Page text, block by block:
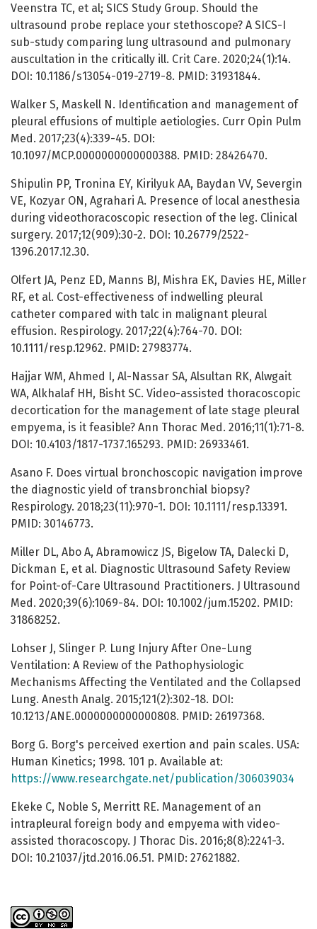
Veenstra TC, et al; SICS Study Group. Should the
ultrasound probe replace your stethoscope? A SICS-I
sub-study comparing lung ultrasound and pulmonary
auscultation in the critically ill. Crit Care. 2020;24(1):14.
DOI: 10.1186/s13054-019-2719-8. PMID: 31931844.
Walker S, Maskell N. Identification and management of
pleural effusions of multiple aetiologies. Curr Opin Pulm
Med. 2017;23(4):339-45. DOI:
10.1097/MCP.0000000000000388. PMID: 28426470.
Shipulin PP, Tronina EY, Kirilyuk AA, Baydan VV, Severgin
VЕ, Коzyar ОN, Аgrahari А. Presence of local anesthesia
during videothoracoscopic resection of the leg. Clinical
surgery. 2017;12(909):30-2. DOI: 10.26779/2522-
1396.2017.12.30.
Olfert JA, Penz ED, Manns BJ, Mishra EK, Davies HE, Miller
RF, et al. Cost-effectiveness of indwelling pleural
catheter compared with talc in malignant pleural
effusion. Respirology. 2017;22(4):764-70. DOI:
10.1111/resp.12962. PMID: 27983774.
Hajjar WM, Ahmed I, Al-Nassar SA, Alsultan RK, Alwgait
WA, Alkhalaf HH, Bisht SC. Video-assisted thoracoscopic
decortication for the management of late stage pleural
empyema, is it feasible? Ann Thorac Med. 2016;11(1):71-8.
DOI: 10.4103/1817-1737.165293. PMID: 26933461.
Asano F. Does virtual bronchoscopic navigation improve
the diagnostic yield of transbronchial biopsy?
Respirology. 2018;23(11):970-1. DOI: 10.1111/resp.13391.
PMID: 30146773.
Miller DL, Abo A, Abramowicz JS, Bigelow TA, Dalecki D,
Dickman E, et al. Diagnostic Ultrasound Safety Review
for Point-of-Care Ultrasound Practitioners. J Ultrasound
Med. 2020;39(6):1069-84. DOI: 10.1002/jum.15202. PMID:
31868252.
Lohser J, Slinger P. Lung Injury After One-Lung
Ventilation: A Review of the Pathophysiologic
Mechanisms Affecting the Ventilated and the Collapsed
Lung. Anesth Analg. 2015;121(2):302-18. DOI:
10.1213/ANE.0000000000000808. PMID: 26197368.
Borg G. Borg's perceived exertion and pain scales. USA:
Human Kinetics; 1998. 101 р. Available at:
https://www.researchgate.net/publication/306039034
Ekeke C, Noble S, Merritt RE. Management of an
intrapleural foreign body and empyema with video-
assisted thoracoscopy. J Thorac Dis. 2016;8(8):2241-3.
DOI: 10.21037/jtd.2016.06.51. PMID: 27621882.